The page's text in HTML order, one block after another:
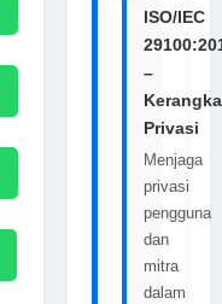
ISO/IEC
–
Kerangka
Privasi
Menjaga
privasi
pengguna
dan
mitra
dalam